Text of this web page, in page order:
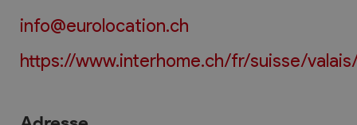
info@eurolocation.ch
https://www.interhome.ch/fr/suisse/